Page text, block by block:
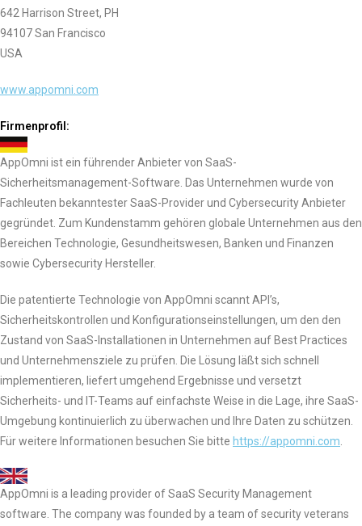
642 Harrison Street, PH
94107 San Francisco
USA
www.appomni.com
Firmenprofil:
AppOmni ist ein führender Anbieter von SaaS-
Sicherheitsmanagement-Software. Das Unternehmen wurde von
Fachleuten bekanntester SaaS-Provider und Cybersecurity Anbieter
gegründet. Zum Kundenstamm gehören globale Unternehmen aus den
Bereichen Technologie, Gesundheitswesen, Banken und Finanzen
sowie Cybersecurity Hersteller.
Die patentierte Technologie von AppOmni scannt API’s,
Sicherheitskontrollen und Konfigurationseinstellungen, um den den
Zustand von SaaS-Installationen in Unternehmen auf Best Practices
und Unternehmensziele zu prüfen. Die Lösung läßt sich schnell
implementieren, liefert umgehend Ergebnisse und versetzt
Sicherheits- und IT-Teams auf einfachste Weise in die Lage, ihre SaaS-
Umgebung kontinuierlich zu überwachen und Ihre Daten zu schützen.
Für weitere Informationen besuchen Sie bitte https://appomni.com
AppOmni is a leading provider of SaaS Security Management
software. The company was founded by a team of security veterans